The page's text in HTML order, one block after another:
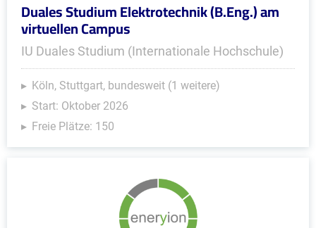
Duales Studium Elektrotechnik (B.Eng.) am
virtuellen Campus
IU Duales Studium (Internationale Hochschule)
Köln, Stuttgart, bundesweit (1 weitere)
Start: Oktober 2026
Freie Plätze: 150